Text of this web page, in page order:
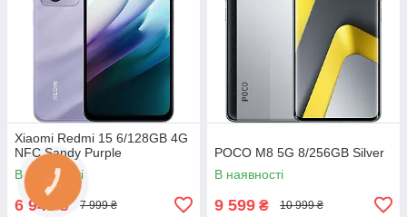
Xiaomi Redmi 15 6/128GB 4G
NFC Sandy Purple
В наявності
6 945 ₴ 7 999 ₴
POCO M8 5G 8/256GB Silver
В наявності
9 599 ₴ 10 999 ₴